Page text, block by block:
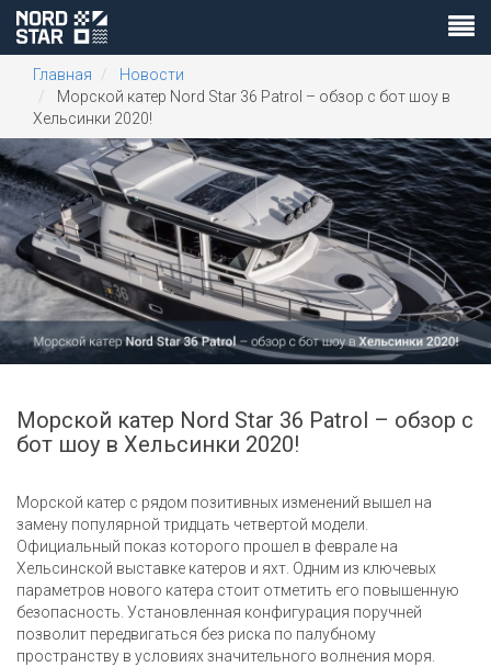
Главная
Новости
Морской катер Nord Star 36 Patrol – обзор с бот шоу в
Хельсинки 2020!
Морской катер Nord Star 36 Patrol – обзор с
бот шоу в Хельсинки 2020!
Морской катер с рядом позитивных изменений вышел на
замену популярной тридцать четвертой модели.
Официальный показ которого прошел в феврале на
Хельсинской выставке катеров и яхт. Одним из ключевых
параметров нового катера стоит отметить его повышенную
безопасность. Установленная конфигурация поручней
позволит передвигаться без риска по палубному
пространству в условиях значительного волнения моря.